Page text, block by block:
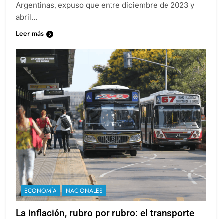
Argentinas, expuso que entre diciembre de 2023 y
abril…
Leer más
ECONOMÍA NACIONALES
La inflación, rubro por rubro: el transporte